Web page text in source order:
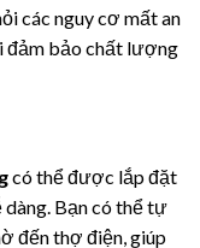
các nguy cơ mất an
đảm bảo chất lượng
có thể được lắp đặt
dàng. Bạn có thể tự
đến thợ điện, giúp